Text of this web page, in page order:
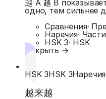
越 A 越 B
одно, тем сильнее
Сравнения·
Наречия·
HSK 3· HSK
Открыть →
HSK 3HSK 3Наречия
越来越